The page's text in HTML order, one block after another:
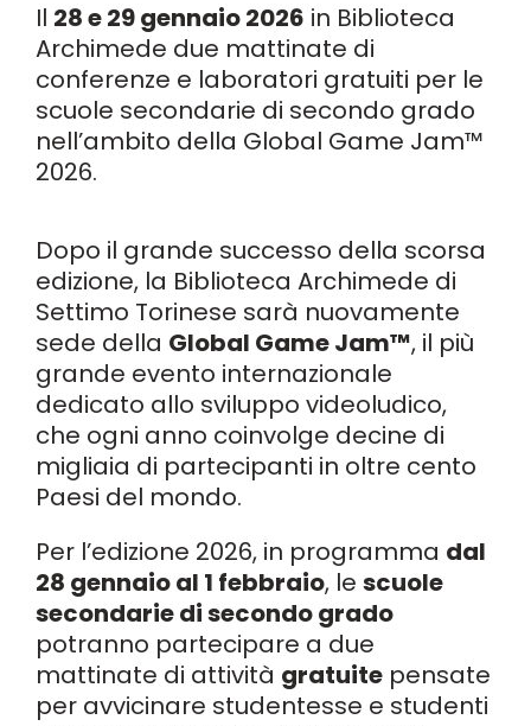
Il 28 e 29 gennaio 2026 in Biblioteca
Archimede due mattinate di
conferenze e laboratori gratuiti per le
scuole secondarie di secondo grado
nell’ambito della Global Game Jam™
2026.
Dopo il grande successo della scorsa
edizione, la Biblioteca Archimede di
Settimo Torinese sarà nuovamente
sede della Global Game Jam™, il più
grande evento internazionale
dedicato allo sviluppo videoludico,
che ogni anno coinvolge decine di
migliaia di partecipanti in oltre cento
Paesi del mondo.
Per l’edizione 2026, in programma dal
28 gennaio al 1 febbraio, le scuole
secondarie di secondo grado
potranno partecipare a due
mattinate di attività gratuite pensate
per avvicinare studentesse e studenti